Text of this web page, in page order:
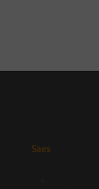
Saes